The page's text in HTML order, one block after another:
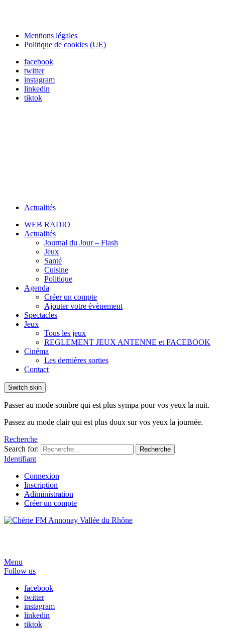
Mentions légales
Politique de cookies (UE)
facebook
twitter
instagram
linkedin
tiktok
Actualités
WEB RADIO
Actualités
Journal du Jour – Flash
Jeux
Santé
Cuisine
Politique
Agenda
Créer un compte
Ajouter votre évènement
Spectacles
Jeux
Tous les jeux
REGLEMENT JEUX ANTENNE et FACEBOOK
Cinéma
Les dernières sorties
Contact
Switch skin
Passer au mode sombre qui est plus sympa pour vos yeux la nuit.
Passez au mode clair qui est plus doux sur vos yeux la journée.
Recherche
Search for:
Recherche
Identifiant
Connexion
Inscription
Adiministration
Créer un compte
Menu
Follow us
facebook
twitter
instagram
linkedin
tiktok